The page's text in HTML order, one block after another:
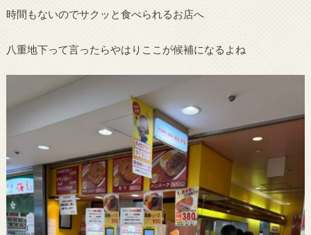
時間もないのでサクッと食べられるお店へ
八重地下って言ったらやはりここが候補になるよね